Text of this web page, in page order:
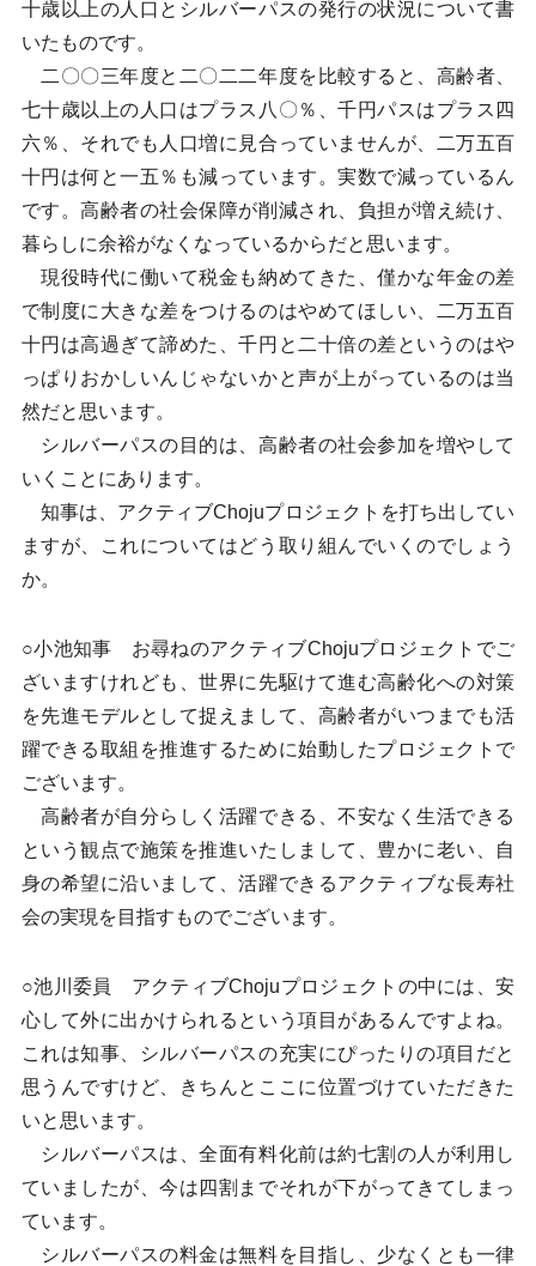
十歳以上の人口とシルバーパスの発行の状況について書
いたものです。
二〇〇三年度と二〇二二年度を比較すると、高齢者、
七十歳以上の人口はプラス八〇％、千円パスはプラス四
六％、それでも人口増に見合っていませんが、二万五百
十円は何と一五％も減っています。実数で減っているん
です。高齢者の社会保障が削減され、負担が増え続け、
暮らしに余裕がなくなっているからだと思います。
現役時代に働いて税金も納めてきた、僅かな年金の差
で制度に大きな差をつけるのはやめてほしい、二万五百
十円は高過ぎて諦めた、千円と二十倍の差というのはや
っぱりおかしいんじゃないかと声が上がっているのは当
然だと思います。
シルバーパスの目的は、高齢者の社会参加を増やして
いくことにあります。
知事は、アクティブChojuプロジェクトを打ち出してい
ますが、これについてはどう取り組んでいくのでしょう
か。
○小池知事 お尋ねのアクティブChojuプロジェクトでご
ざいますけれども、世界に先駆けて進む高齢化への対策
を先進モデルとして捉えまして、高齢者がいつまでも活
躍できる取組を推進するために始動したプロジェクトで
ございます。
高齢者が自分らしく活躍できる、不安なく生活できる
という観点で施策を推進いたしまして、豊かに老い、自
身の希望に沿いまして、活躍できるアクティブな長寿社
会の実現を目指すものでございます。
○池川委員 アクティブChojuプロジェクトの中には、安
心して外に出かけられるという項目があるんですよね。
これは知事、シルバーパスの充実にぴったりの項目だと
思うんですけど、きちんとここに位置づけていただきた
いと思います。
シルバーパスは、全面有料化前は約七割の人が利用し
ていましたが、今は四割までそれが下がってきてしまっ
ています。
シルバーパスの料金は無料を目指し、少なくとも一律